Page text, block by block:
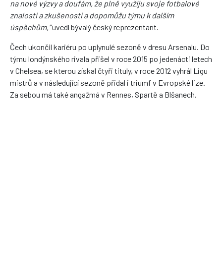
na nové výzvy a doufám, že plně využiju svoje fotbalové
znalosti a zkušenosti a dopomůžu týmu k dalším
úspěchům,”uvedl bývalý český reprezentant.
Čech ukončil kariéru po uplynulé sezoně v dresu Arsenalu. Do
týmu londýnského rivala přišel v roce 2015 po jedenácti letech
v Chelsea, se kterou získal čtyři tituly, v roce 2012 vyhrál Ligu
mistrů a v následující sezoně přidal i triumf v Evropské lize.
Za sebou má také angažmá v Rennes, Spartě a Blšanech.